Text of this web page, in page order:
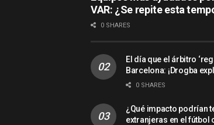
VAR: ¿Se repite esta
0 SHARES
El día que el árbitro
Barcelona: ¡Drogba
0 SHARES
¿Qué impacto podrían
extranjeras en el fútbol